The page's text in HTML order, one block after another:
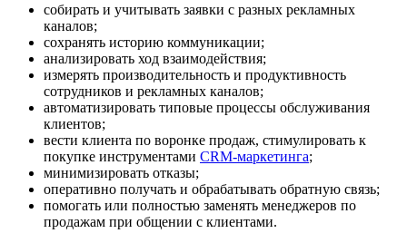
собирать и учитывать заявки с разных рекламных
каналов;
сохранять историю коммуникации;
анализировать ход взаимодействия;
измерять производительность и продуктивность
сотрудников и рекламных каналов;
автоматизировать типовые процессы обслуживания
клиентов;
вести клиента по воронке продаж, стимулировать к
покупке инструментами CRM-маркетинга;
минимизировать отказы;
оперативно получать и обрабатывать обратную связь;
помогать или полностью заменять менеджеров по
продажам при общении с клиентами.